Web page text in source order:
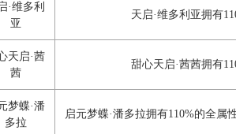
·维多利
亚
天启·维多利亚拥有
天启·茜
茜
甜心天启·茜茜拥有
梦蝶·潘
多拉
启元梦蝶·潘多拉拥有110%的全属